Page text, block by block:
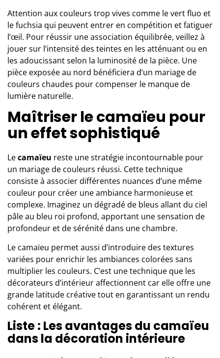
Attention aux couleurs trop vives comme le vert fluo et
le fuchsia qui peuvent entrer en compétition et fatiguer
l’œil. Pour réussir une association équilibrée, veillez à
jouer sur l’intensité des teintes en les atténuant ou en
les adoucissant selon la luminosité de la pièce. Une
pièce exposée au nord bénéficiera d’un mariage de
couleurs chaudes pour compenser le manque de
lumière naturelle.
Maîtriser le camaïeu pour
un effet sophistiqué
Lecamaïeu reste une stratégie incontournable pour
un mariage de couleurs réussi. Cette technique
consiste à associer différentes nuances d’une même
couleur pour créer une ambiance harmonieuse et
complexe. Imaginez un dégradé de bleus allant du ciel
pâle au bleu roi profond, apportant une sensation de
profondeur et de sérénité dans une chambre.
Le camaïeu permet aussi d’introduire des textures
variées pour enrichir les ambiances colorées sans
multiplier les couleurs. C’est une technique que les
décorateurs d’intérieur affectionnent car elle offre une
grande latitude créative tout en garantissant un rendu
cohérent et élégant.
Liste : Les avantages du camaïeu
dans la décoration intérieure